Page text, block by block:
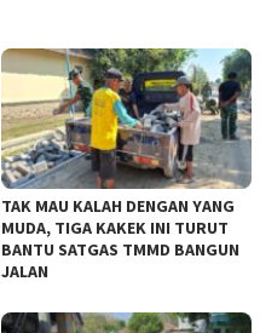
TAK MAU KALAH DENGAN YANG
MUDA, TIGA KAKEK INI TURUT
BANTU SATGAS TMMD BANGUN
JALAN